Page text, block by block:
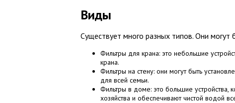
Виды
Существует много разных типов. Они
Фильтры для крана: это небольшие
крана.
Фильтры на стену: они могут быть
для всей семьи.
Фильтры в доме: это большие устройства,
хозяйства и обеспечивают чистой водой